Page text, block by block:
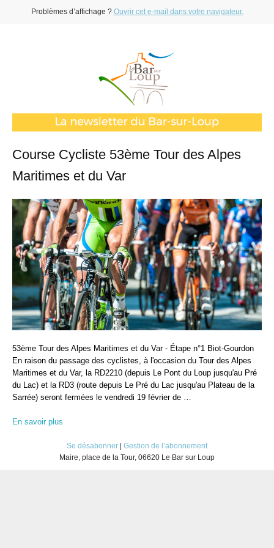
Problèmes d’affichage ? Ouvrir cet e-mail dans votre navigateur.
Course Cycliste 53ème Tour des Alpes
Maritimes et du Var
53ème Tour des Alpes Maritimes et du Var - Étape n°1 Biot-Gourdon
En raison du passage des cyclistes, à l'occasion du Tour des Alpes
Maritimes et du Var, la RD2210 (depuis Le Pont du Loup jusqu'au Pré
du Lac) et la RD3 (route depuis Le Pré du Lac jusqu'au Plateau de la
Sarrée) seront fermées le vendredi 19 février de …
En savoir plus
Se désabonner
Gestion de l’abonnement
Maire, place de la Tour, 06620 Le Bar sur Loup